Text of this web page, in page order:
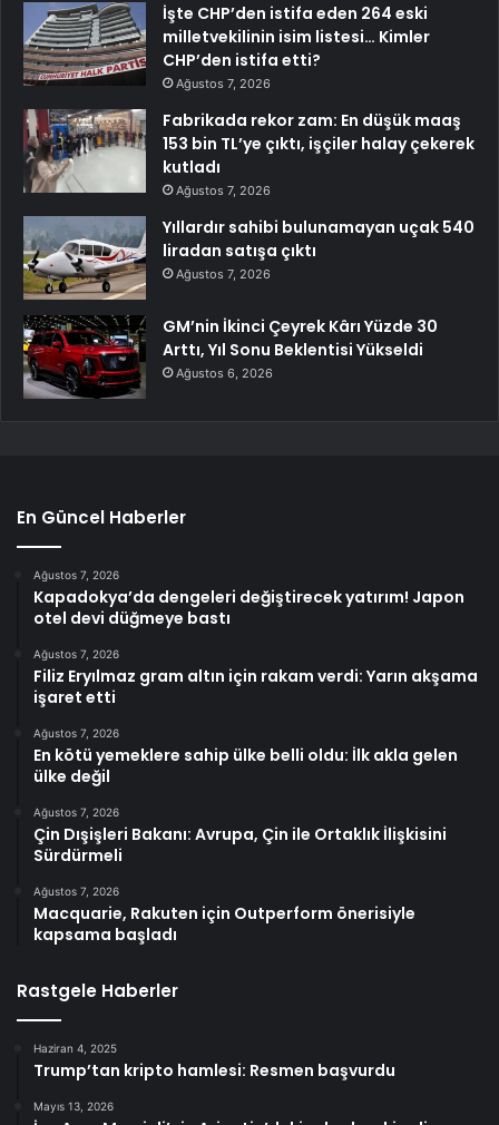
İşte CHP’den istifa eden 264 eski
milletvekilinin isim listesi… Kimler
CHP’den istifa etti?
Ağustos 7, 2026
Fabrikada rekor zam: En düşük maaş
153 bin TL’ye çıktı, işçiler halay çekerek
kutladı
Ağustos 7, 2026
Yıllardır sahibi bulunamayan uçak 540
liradan satışa çıktı
Ağustos 7, 2026
GM’nin İkinci Çeyrek Kârı Yüzde 30
Arttı, Yıl Sonu Beklentisi Yükseldi
Ağustos 6, 2026
En Güncel Haberler
Ağustos 7, 2026
Kapadokya’da dengeleri değiştirecek yatırım! Japon
otel devi düğmeye bastı
Ağustos 7, 2026
Filiz Eryılmaz gram altın için rakam verdi: Yarın akşama
işaret etti
Ağustos 7, 2026
En kötü yemeklere sahip ülke belli oldu: İlk akla gelen
ülke değil
Ağustos 7, 2026
Çin Dışişleri Bakanı: Avrupa, Çin ile Ortaklık İlişkisini
Sürdürmeli
Ağustos 7, 2026
Macquarie, Rakuten için Outperform önerisiyle
kapsama başladı
Rastgele Haberler
Haziran 4, 2025
Trump’tan kripto hamlesi: Resmen başvurdu
Mayıs 13, 2026